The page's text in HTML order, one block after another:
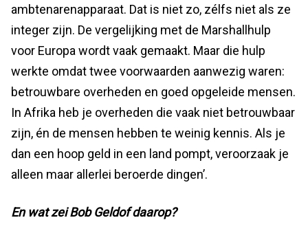
ambtenarenapparaat. Dat is niet zo, zélfs niet als ze
integer zijn. De vergelijking met de Marshallhulp
voor Europa wordt vaak gemaakt. Maar die hulp
werkte omdat twee voorwaarden aanwezig waren:
betrouwbare overheden en goed opgeleide mensen.
In Afrika heb je overheden die vaak niet betrouwbaar
zijn, én de mensen hebben te weinig kennis. Als je
dan een hoop geld in een land pompt, veroorzaak je
alleen maar allerlei beroerde dingen’.
En wat zei Bob Geldof daarop?